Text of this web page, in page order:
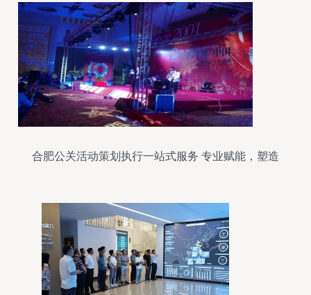
合肥公关活动策划执行一站式服务 专业赋能，塑造